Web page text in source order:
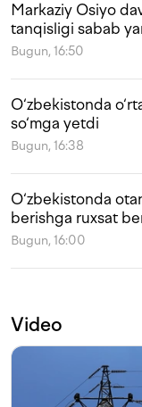
Markaziy Osiyo
tanqisligi sabab
Bugun, 16:50
O‘zbekistonda
so‘mga yetdi
Bugun, 16:38
O‘zbekistonda
berishga ruxsat
Bugun, 16:00
Video